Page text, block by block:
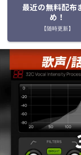
最近の無料配布
め！
【随時更新】